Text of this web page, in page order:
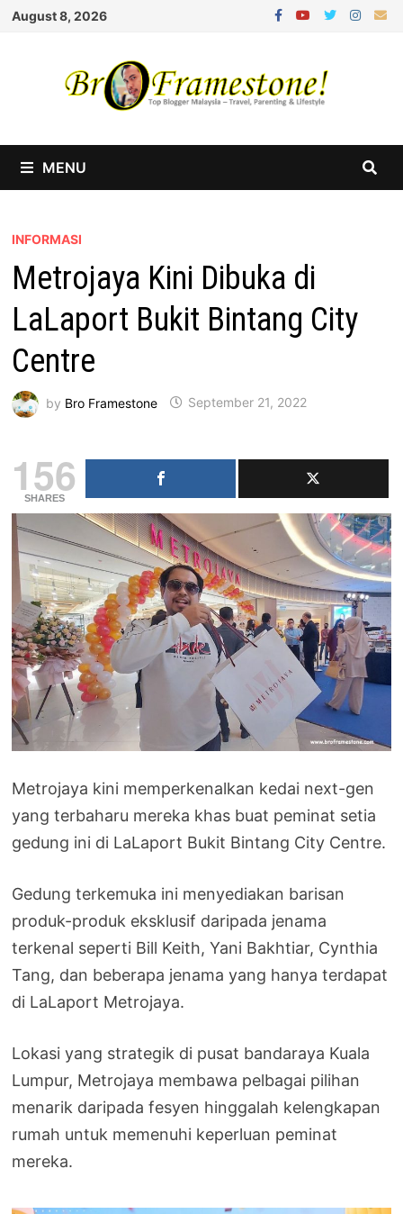
Skip
August 8, 2026
MENU
INFORMASI
Metrojaya Kini Dibuka di
LaLaport Bukit Bintang City
Centre
by Bro Framestone September 21, 2022
156
SHARES
Metrojaya kini memperkenalkan kedai next-gen
yang terbaharu mereka khas buat peminat setia
gedung ini di LaLaport Bukit Bintang City Centre.
Gedung terkemuka ini menyediakan barisan
produk-produk eksklusif daripada jenama
terkenal seperti Bill Keith, Yani Bakhtiar, Cynthia
Tang, dan beberapa jenama yang hanya terdapat
di LaLaport Metrojaya.
Lokasi yang strategik di pusat bandaraya Kuala
Lumpur, Metrojaya membawa pelbagai pilihan
menarik daripada fesyen hinggalah kelengkapan
rumah untuk memenuhi keperluan peminat
mereka.